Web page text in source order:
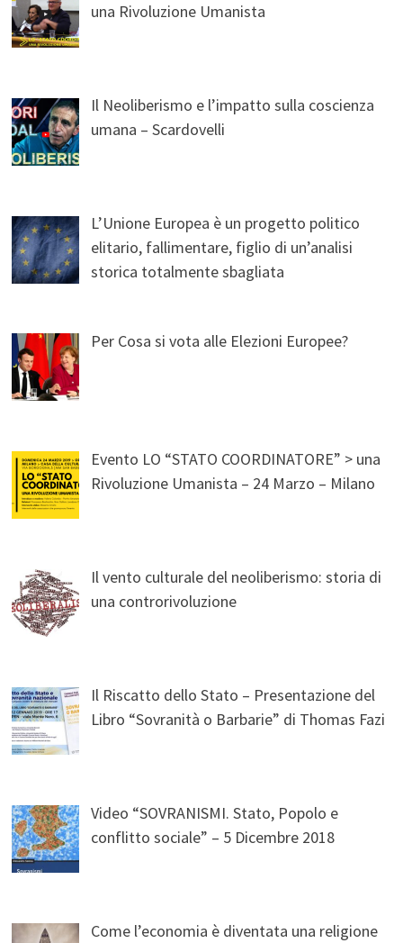
una Rivoluzione Umanista
Il Neoliberismo e l’impatto sulla coscienza
umana – Scardovelli
L’Unione Europea è un progetto politico
elitario, fallimentare, figlio di un’analisi
storica totalmente sbagliata
Per Cosa si vota alle Elezioni Europee?
Evento LO “STATO COORDINATORE” > una
Rivoluzione Umanista – 24 Marzo – Milano
Il vento culturale del neoliberismo: storia di
una controrivoluzione
Il Riscatto dello Stato – Presentazione del
Libro “Sovranità o Barbarie” di Thomas Fazi
Video “SOVRANISMI. Stato, Popolo e
conflitto sociale” – 5 Dicembre 2018
Come l’economia è diventata una religione